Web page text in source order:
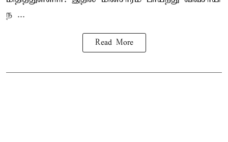
ந ...
Read More